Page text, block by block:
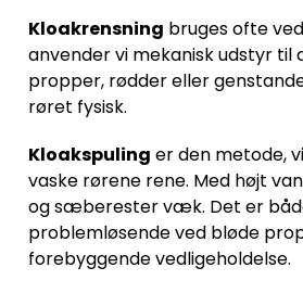
Kloakrensning bruges ofte
anvender vi mekanisk udstyr til
propper, rødder eller
røret fysisk.
Kloakspuling er den metode,
vaske rørene rene. Med højt
og sæberester væk. Det er
problemløsende ved bløde
forebyggende vedligeholdelse.